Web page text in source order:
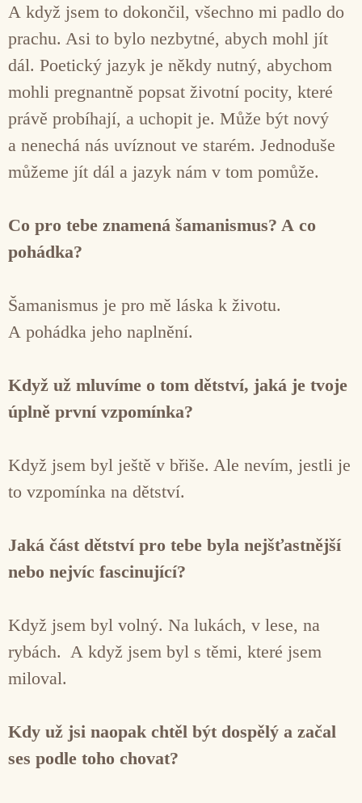
A když jsem to dokončil, všechno mi padlo do
prachu. Asi to bylo nezbytné, abych mohl jít
dál. Poetický jazyk je někdy nutný, abychom
mohli pregnantně popsat životní pocity, které
právě probíhají, a uchopit je. Může být nový
a nenechá nás uvíznout ve starém. Jednoduše
můžeme jít dál a jazyk nám v tom pomůže.
Co pro tebe znamená šamanismus? A co
pohádka?
Šamanismus je pro mě láska k životu.
A pohádka jeho naplnění.
Když už mluvíme o tom dětství, jaká je tvoje
úplně první vzpomínka?
Když jsem byl ještě v břiše. Ale nevím, jestli je
to vzpomínka na dětství.
Jaká část dětství pro tebe byla nejšťastnější
nebo nejvíc fascinující?
Když jsem byl volný. Na lukách, v lese, na
rybách. A když jsem byl s těmi, které jsem
miloval.
Kdy už jsi naopak chtěl být dospělý a začal
ses podle toho chovat?